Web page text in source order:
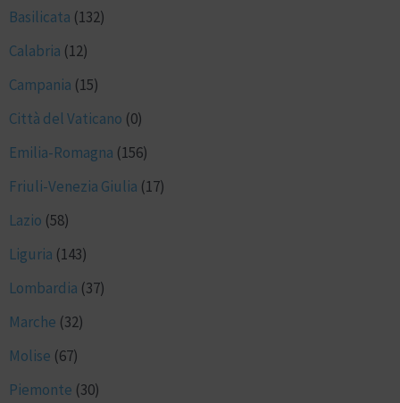
Basilicata (132)
Calabria (12)
Campania (15)
Città del Vaticano (0)
Emilia-Romagna (156)
Friuli-Venezia Giulia (17)
Lazio (58)
Liguria (143)
Lombardia (37)
Marche (32)
Molise (67)
Piemonte (30)